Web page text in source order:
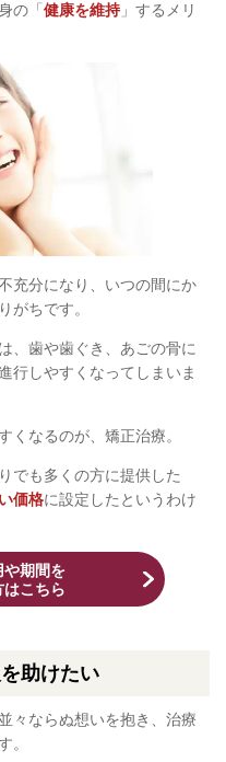
の「 健康を維持」するメリ
充分になり、いつの間にか
がちです。
、歯や歯ぐき、あごの骨に
行しやすくなってしまいま
くなるのが、矯正治療。
でも多くの方に提供した
価格に設定したというわけ
や期間を
こちら
助けたい
々ならぬ想いを抱き、治療
。